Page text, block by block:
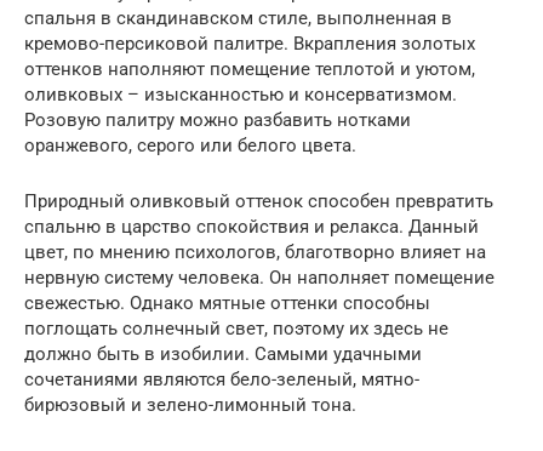
спальня в скандинавском стиле, выполненная в
кремово-персиковой палитре. Вкрапления золотых
оттенков наполняют помещение теплотой и уютом,
оливковых – изысканностью и консерватизмом.
Розовую палитру можно разбавить нотками
оранжевого, серого или белого цвета.
Природный оливковый оттенок способен превратить
спальню в царство спокойствия и релакса. Данный
цвет, по мнению психологов, благотворно влияет на
нервную систему человека. Он наполняет помещение
свежестью. Однако мятные оттенки способны
поглощать солнечный свет, поэтому их здесь не
должно быть в изобилии. Самыми удачными
сочетаниями являются бело-зеленый, мятно-
бирюзовый и зелено-лимонный тона.